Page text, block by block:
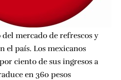
mercado de refrescos y
el país. Los mexicanos
ciento de sus ingresos a
en 360 pesos